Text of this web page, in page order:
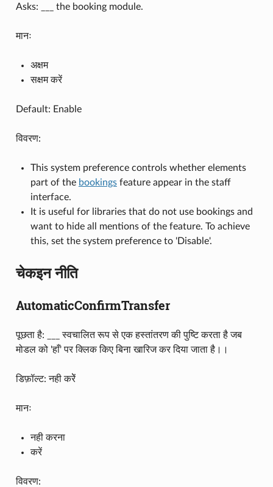
Asks: ___ the booking module.
मानः
अक्षम
सक्षम करें
Default: Enable
विवरण:
This system preference controls whether elements
part of the bookingsfeature appear in the staff
interface.
It is useful for libraries that do not use bookings and
want to hide all mentions of the feature. To achieve
this, set the system preference to 'Disable'.
चेकइन नीति
AutomaticConfirmTransfer
पूछता है: ___ स्वचालित रूप से एक हस्तांतरण की पुष्टि करता है जब
मोडल को 'हाँ' पर क्लिक किए बिना खारिज कर दिया जाता है।।
डिफ़ॉल्ट: नही करेें
मानः
नही करना
करें
विवरण: